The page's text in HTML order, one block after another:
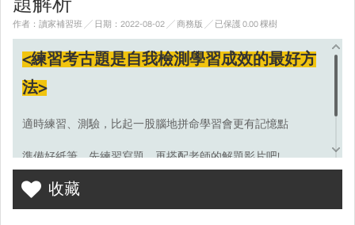
題解析
作者：讀家補習班 ╱ 日期：2022-08-02 ╱ 商務版 ╱ 已保護 0.00 棵樹
<練習考古題是自我檢測學習成效的最好方
法>
適時練習、測驗，比起一股腦地拼命學習會更有記憶點
準備好紙筆，先練習寫題，再搭配老師的解題影片吧!
考選部試題連結☞
收藏